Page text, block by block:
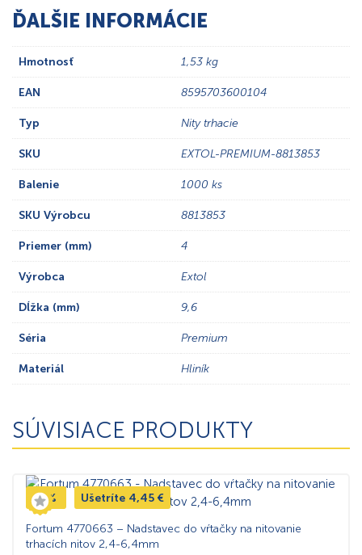
ĎALŠIE INFORMÁCIE
Hmotnosť 1,53 kg
EAN 8595703600104
Typ Nity trhacie
SKU EXTOL-PREMIUM-8813853
Balenie 1000 ks
SKU Výrobcu 8813853
Priemer (mm) 4
Výrobca Extol
Dĺžka (mm) 9,6
Séria Premium
Materiál Hliník
SÚVISIACE PRODUKTY
-5% Ušetríte 4,45 €
Fortum 4770663 – Nadstavec do vŕtačky na nitovanie
trhacích nitov 2,4-6,4mm